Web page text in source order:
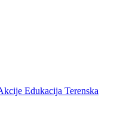
Edukacija Terenska